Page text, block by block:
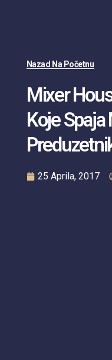
Nazad Na Početnu
Mixer
Koje Spaja
25 Aprila, 2017